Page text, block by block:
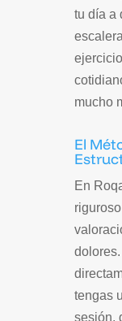
tu día a
mucho
El
En
tengas
sesión,